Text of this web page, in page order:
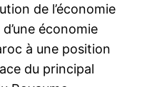
de
de l’économie
économie
à une position
du principal